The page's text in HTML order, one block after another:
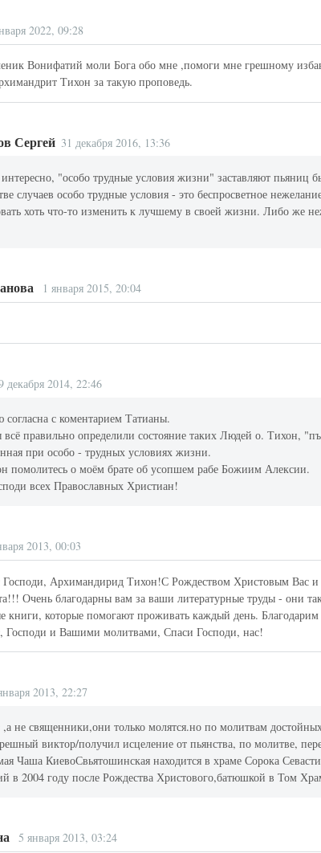
2022, 09:28
Вонифатий моли Бога обо мне ,помоги мне грешному
Тихон за такую проповедь.
Сергей 31 декабря 2016, 13:36
"особо трудные условия жизни" заставляют пьяниц
случаев особо трудные условия - это беспросветное
хоть что-то изменить к лучшему в своей жизни. Либо же
1 января 2015, 20:04
декабря 2014, 22:46
согласна с коментарием Татианы.
правильно определили состояние таких Людей о. Тихон,
при особо - трудных условиях жизни.
помолитесь о моём брате об усопшем рабе Божиим Алексии.
всех Православных Христиан!
2013, 00:03
Господи, Архимандирид Тихон!С Рождеством Христовым Вас
Очень благодарны вам за ваши литературные труды - они
книги, которые помогают проживать каждый день. Благодарим
Господи и Вашими молитвами, Спаси Господи, нас!
2013, 22:27
не священники,они только молятся.но по молитвам
виктор/получил исцеление от пьянства, по молитве,
Чаша КиевоСвьятошинская находится в храме Сорока
в 2004 году после Рождества Христового,батюшкой в Том
5 января 2013, 03:24